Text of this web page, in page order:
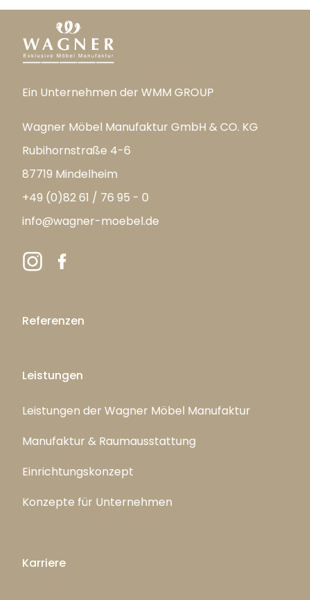
Ein Unternehmen der WMM GROUP
Wagner Möbel Manufaktur GmbH & CO. KG
Rubihornstraße 4-6
87719 Mindelheim
+49 (0)82 61 / 76 95 - 0
info@wagner-moebel.de
Referenzen
Leistungen
Leistungen der Wagner Möbel Manufaktur
Manufaktur & Raumausstattung
Einrichtungskonzept
Konzepte für Unternehmen
Karriere